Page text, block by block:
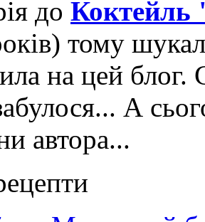
до Коктейль
тому
на цей блог.
А
автора...